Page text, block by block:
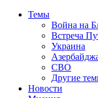
Темы
Война на
Встреча
Украина
СВО
Другие
Новости